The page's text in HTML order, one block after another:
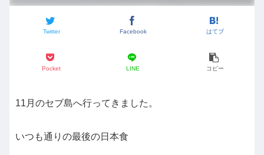
Twitter Facebook はてブ
Pocket LINE コピー
11月のセブ島へ行ってきました。
いつも通りの最後の日本食